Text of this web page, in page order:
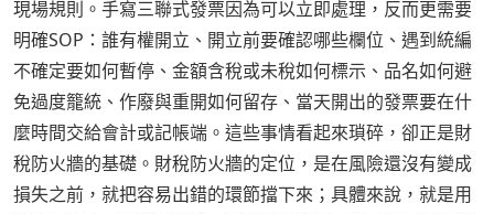
現場規則。手寫三聯式發票因為可以立即處理，反而更需要
明確SOP：誰有權開立、開立前要確認哪些欄位、遇到統編
不確定要如何暫停、金額含稅或未稅如何標示、品名如何避
免過度籠統、作廢與重開如何留存、當天開出的發票要在什
麼時間交給會計或記帳端。這些事情看起來瑣碎，卻正是財
稅防火牆的基礎。財稅防火牆的定位，是在風險還沒有變成
損失之前，就把容易出錯的環節擋下來；具體來說，就是用